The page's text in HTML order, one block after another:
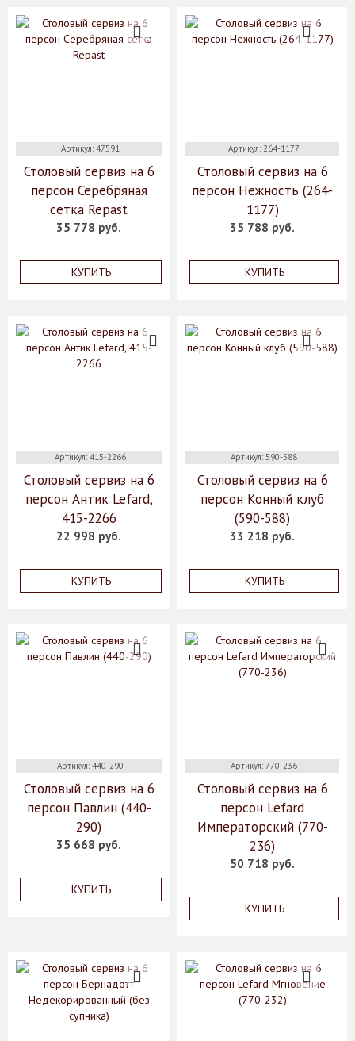
Артикул: 47591
Столовый сервиз на 6
персон Серебряная
сетка Repast
35 778 руб.
КУПИТЬ
Артикул: 264-1177
Столовый сервиз на 6
персон Нежность (264-
1177)
35 788 руб.
КУПИТЬ
Артикул: 415-2266
Столовый сервиз на 6
персон Антик Lefard,
415-2266
22 998 руб.
КУПИТЬ
Артикул: 590-588
Столовый сервиз на 6
персон Конный клуб
(590-588)
33 218 руб.
КУПИТЬ
Артикул: 440-290
Столовый сервиз на 6
персон Павлин (440-
290)
35 668 руб.
КУПИТЬ
Артикул: 770-236
Столовый сервиз на 6
персон Lefard
Императорский (770-
236)
50 718 руб.
КУПИТЬ